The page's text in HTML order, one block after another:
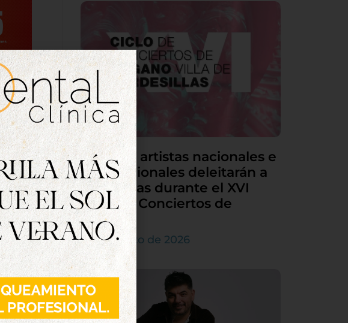
la
en
Grandes artistas nacionales e
internacionales deleitarán a
Tordesillas durante el XVI
Ciclo de Conciertos de
Órgano
4 de agosto de 2026